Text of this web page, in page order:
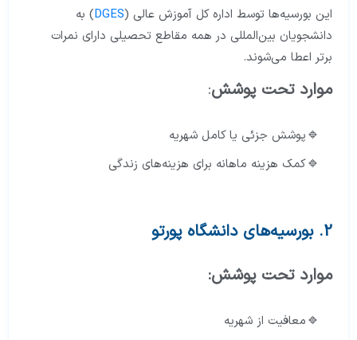
این بورسیه‌ها توسط اداره کل آموزش عالی (DGES) به
دانشجویان بین‌المللی در همه مقاطع تحصیلی دارای نمرات
برتر اعطا می‌شوند.
موارد تحت پوشش:
پوشش جزئی یا کامل شهریه
کمک هزینه ماهانه برای هزینه‌های زندگی
2. بورسیه‌های دانشگاه پورتو
موارد تحت پوشش:
معافیت از شهریه